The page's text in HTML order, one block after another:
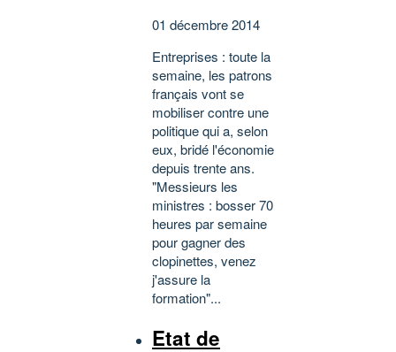
01 décembre 2014
Entreprises : toute la
semaine, les patrons
français vont se
mobiliser contre une
politique qui a, selon
eux, bridé l'économie
depuis trente ans.
"Messieurs les
ministres : bosser 70
heures par semaine
pour gagner des
clopinettes, venez
j'assure la
formation"...
Etat de